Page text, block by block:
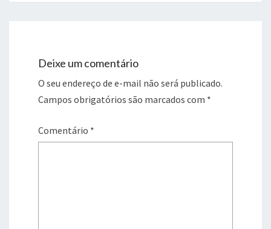
Deixe um comentário
O seu endereço de e-mail não será publicado.
Campos obrigatórios são marcados com *
Comentário *